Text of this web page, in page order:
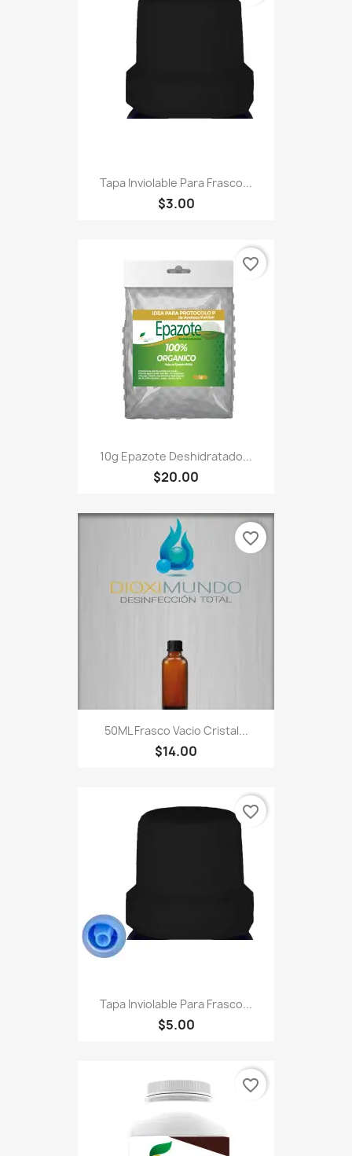
Tapa Inviolable Para Frasco...
$3.00
10g Epazote Deshidratado...
$20.00
favorite_border
50ML Frasco Vacio Cristal...
$14.00
favorite_border
Tapa Inviolable Para Frasco...
$5.00
favorite_border
favorite_border